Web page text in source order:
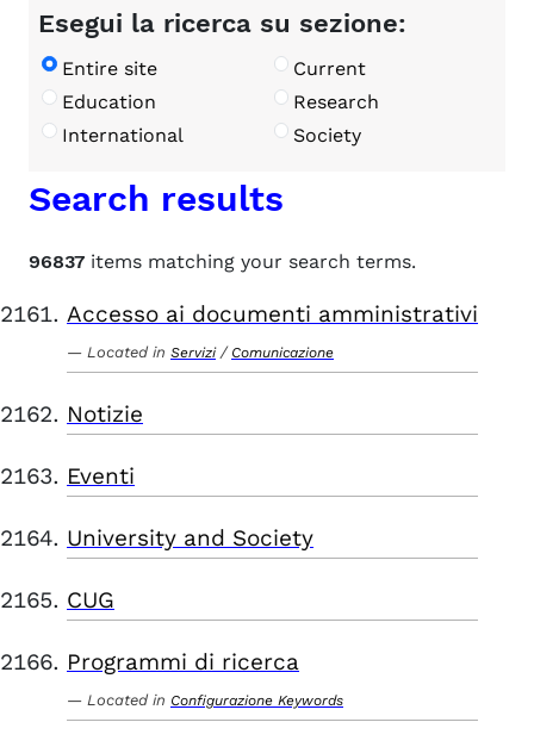
Esegui la ricerca su sezione:
Entire site
Current
Education
Research
International
Society
Search results
96837 items matching your search terms.
Accesso ai documenti amministrativi
Located in Servizi / Comunicazione
Notizie
Eventi
University and Society
CUG
Programmi di ricerca
Located in Configurazione Keywords